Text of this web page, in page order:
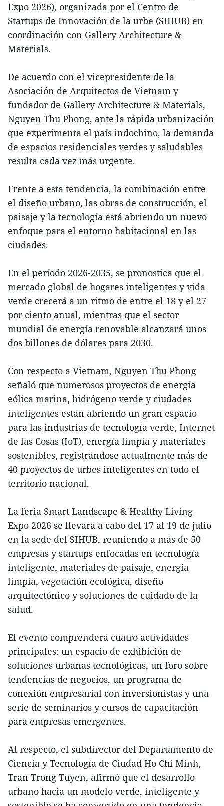
Expo 2026), organizada por el Centro de
Startups de Innovación de la urbe (SIHUB) en
coordinación con Gallery Architecture &
Materials.
De acuerdo con el vicepresidente de la
Asociación de Arquitectos de Vietnam y
fundador de Gallery Architecture & Materials,
Nguyen Thu Phong, ante la rápida urbanización
que experimenta el país indochino, la demanda
de espacios residenciales verdes y saludables
resulta cada vez más urgente.
Frente a esta tendencia, la combinación entre
el diseño urbano, las obras de construcción, el
paisaje y la tecnología está abriendo un nuevo
enfoque para el entorno habitacional en las
ciudades.
En el período 2026-2035, se pronostica que el
mercado global de hogares inteligentes y vida
verde crecerá a un ritmo de entre el 18 y el 27
por ciento anual, mientras que el sector
mundial de energía renovable alcanzará unos
dos billones de dólares para 2030.
Con respecto a Vietnam, Nguyen Thu Phong
señaló que numerosos proyectos de energía
eólica marina, hidrógeno verde y ciudades
inteligentes están abriendo un gran espacio
para las industrias de tecnología verde, Internet
de las Cosas (IoT), energía limpia y materiales
sostenibles, registrándose actualmente más de
40 proyectos de urbes inteligentes en todo el
territorio nacional.
La feria Smart Landscape & Healthy Living
Expo 2026 se llevará a cabo del 17 al 19 de julio
en la sede del SIHUB, reuniendo a más de 50
empresas y startups enfocadas en tecnología
inteligente, materiales de paisaje, energía
limpia, vegetación ecológica, diseño
arquitectónico y soluciones de cuidado de la
salud.
El evento comprenderá cuatro actividades
principales: un espacio de exhibición de
soluciones urbanas tecnológicas, un foro sobre
tendencias de negocios, un programa de
conexión empresarial con inversionistas y una
serie de seminarios y cursos de capacitación
para empresas emergentes.
Al respecto, el subdirector del Departamento de
Ciencia y Tecnología de Ciudad Ho Chi Minh,
Tran Trong Tuyen, afirmó que el desarrollo
urbano hacia un modelo verde, inteligente y